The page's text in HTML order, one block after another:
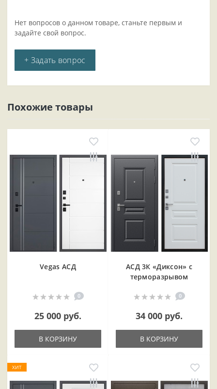
Нет вопросов о данном товаре, станьте первым и
задайте свой вопрос.
+ Задать вопрос
Похожие товары
Vegas АСД
0
25 000 руб.
В КОРЗИНУ
АСД 3К «Диксон» с
терморазрывом
0
34 000 руб.
В КОРЗИНУ
ХИТ